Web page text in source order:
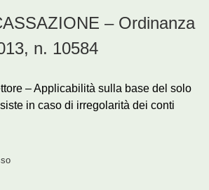
– Ordinanza
n. 10584
– Applicabilità sulla base del solo
in caso di irregolarità dei conti